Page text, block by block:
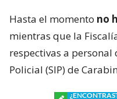
Hasta el momento no
mientras que la
respectivas a personal
Policial (SIP) de